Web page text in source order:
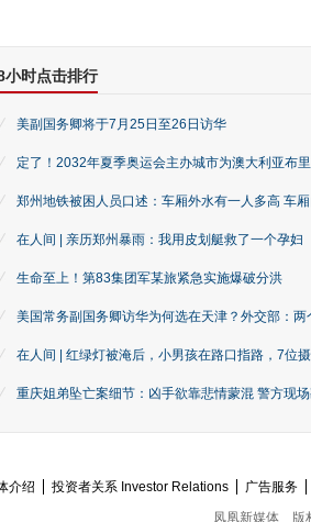
小时点击排行
美副国务卿将于7月25日至26日访华
定了！2032年夏季奥运会主办城市为澳大利亚布
郑州地铁被困人员口述：车厢外水有一人多高 车
在人间 | 亲历郑州暴雨：我用皮划艇救了一个孕妇
生命至上！第83集团军某旅紧急实施爆破分洪
美国常务副国务卿访华为何选在天津？外交部：两
在人间 | 红绿灯被淹后，小男孩在路口指路，7位
重庆姐弟坠亡案细节：凶手欲靠悲情蒙混 警方现
介绍 投资者关系 Investor Relations 广告服务
凤凰新媒体
版